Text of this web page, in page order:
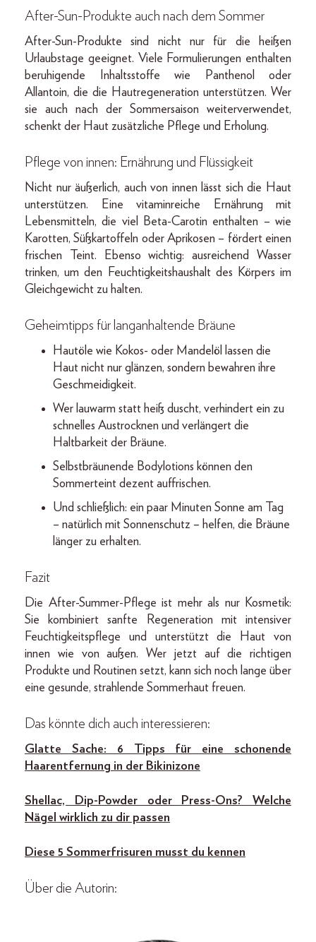
After-Sun-Produkte auch nach dem Sommer
After-Sun-Produkte sind nicht nur für die heißen
Urlaubstage geeignet. Viele Formulierungen enthalten
beruhigende Inhaltsstoffe wie Panthenol oder
Allantoin, die die Hautregeneration unterstützen. Wer
sie auch nach der Sommersaison weiterverwendet,
schenkt der Haut zusätzliche Pflege und Erholung.
Pflege von innen: Ernährung und Flüssigkeit
Nicht nur äußerlich, auch von innen lässt sich die Haut
unterstützen. Eine vitaminreiche Ernährung mit
Lebensmitteln, die viel Beta-Carotin enthalten – wie
Karotten, Süßkartoffeln oder Aprikosen – fördert einen
frischen Teint. Ebenso wichtig: ausreichend Wasser
trinken, um den Feuchtigkeitshaushalt des Körpers im
Gleichgewicht zu halten.
Geheimtipps für langanhaltende Bräune
Hautöle wie Kokos- oder Mandelöl lassen die
Haut nicht nur glänzen, sondern bewahren ihre
Geschmeidigkeit.
Wer lauwarm statt heiß duscht, verhindert ein zu
schnelles Austrocknen und verlängert die
Haltbarkeit der Bräune.
Selbstbräunende Bodylotions können den
Sommerteint dezent auffrischen.
Und schließlich: ein paar Minuten Sonne am Tag
– natürlich mit Sonnenschutz – helfen, die Bräune
länger zu erhalten.
Fazit
Die After-Summer-Pflege ist mehr als nur Kosmetik:
Sie kombiniert sanfte Regeneration mit intensiver
Feuchtigkeitspflege und unterstützt die Haut von
innen wie von außen. Wer jetzt auf die richtigen
Produkte und Routinen setzt, kann sich noch lange über
eine gesunde, strahlende Sommerhaut freuen.
Das könnte dich auch interessieren:
Glatte Sache: 6 Tipps für eine schonende
Haarentfernung in der Bikinizone
Shellac, Dip-Powder oder Press-Ons? Welche
Nägel wirklich zu dir passen
Diese 5 Sommerfrisuren musst du kennen
Über die Autorin: